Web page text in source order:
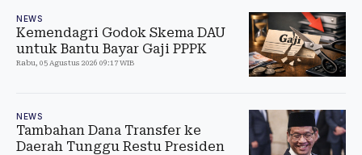
NEWS
Kemendagri Godok Skema DAU
untuk Bantu Bayar Gaji PPPK
Rabu, 05 Agustus 2026 09:17 WIB
NEWS
Tambahan Dana Transfer ke
Daerah Tunggu Restu Presiden